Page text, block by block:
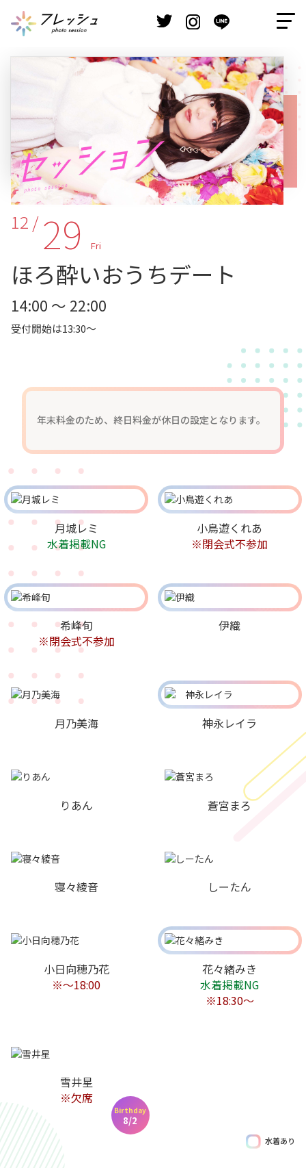
12 / 29 Fri
ほろ酔いおうちデート
14:00 ～ 22:00
受付開始は13:30～
年末料金のため、終日料金が休日の設定となります。
月城レミ
水着掲載NG
小鳥遊くれあ
※閉会式不参加
希峰旬
※閉会式不参加
伊織
月乃美海 神永レイラ
りあん 蒼宮まろ
寝々綾音 しーたん
小日向穂乃花
※～18:00
Birthday
8/2
花々緒みき
水着掲載NG
※18:30～
雪井星
※欠席
水着あり